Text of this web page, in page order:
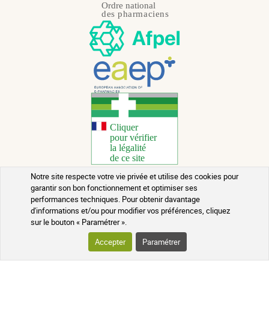
Notre site respecte votre vie privée et utilise des cookies pour
garantir son bon fonctionnement et optimiser ses
performances techniques. Pour obtenir davantage
d'informations et/ou pour modifier vos préférences, cliquez
sur le bouton « Paramétrer ».
Accepter
Paramétrer
Copyright 2026 - Tous droits réservés
Conseils santé au naturel